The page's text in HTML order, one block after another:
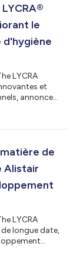
stratégie de
le
LYCRA
et
annonce
déjà
de confort,
de
Alistair
LYCRA
longue date,